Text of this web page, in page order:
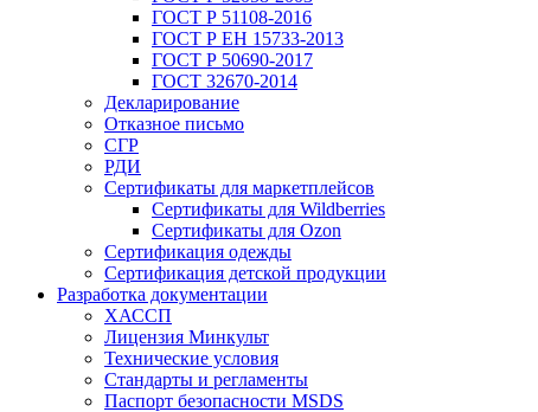
ГОСТ Р 51108-2016
ГОСТ Р ЕН 15733-2013
ГОСТ Р 50690-2017
ГОСТ 32670-2014
Декларирование
Отказное письмо
СГР
РДИ
Сертификаты для маркетплейсов
Сертификаты для Wildberries
Сертификаты для Ozon
Сертификация одежды
Сертификация детской продукции
Разработка документации
ХАССП
Лицензия Минкульт
Технические условия
Стандарты и регламенты
Паспорт безопасности MSDS